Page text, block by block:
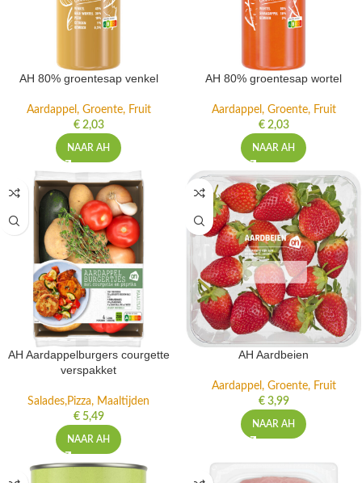
AH 80% groentesap venkel
Aardappel, Groente, Fruit
€2,03
NAAR AH
AH 80% groentesap wortel
Aardappel, Groente, Fruit
€2,03
NAAR AH
AH Aardappelburgers courgette
verspakket
Salades,Pizza, Maaltijden
€5,49
NAAR AH
AH Aardbeien
Aardappel, Groente, Fruit
€3,99
NAAR AH